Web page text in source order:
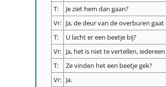
T:
Je ziet hem dan gaan?
Vr: Ja, de deur van de overburen
T:
U lacht er een beetje bij?
Vr: Ja, het is niet te vertellen,
T:
Ze vinden het een beetje gek?
Vr: Ja.